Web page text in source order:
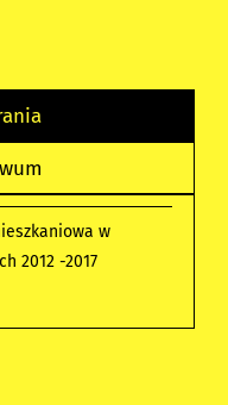
w
2012 -2017